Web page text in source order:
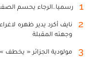
1 رسميا..الرجاء يحسم
2
نايف أكرد يدير ظهره
وجهته المقبلة
3 مولودية الجزائر « يخطف